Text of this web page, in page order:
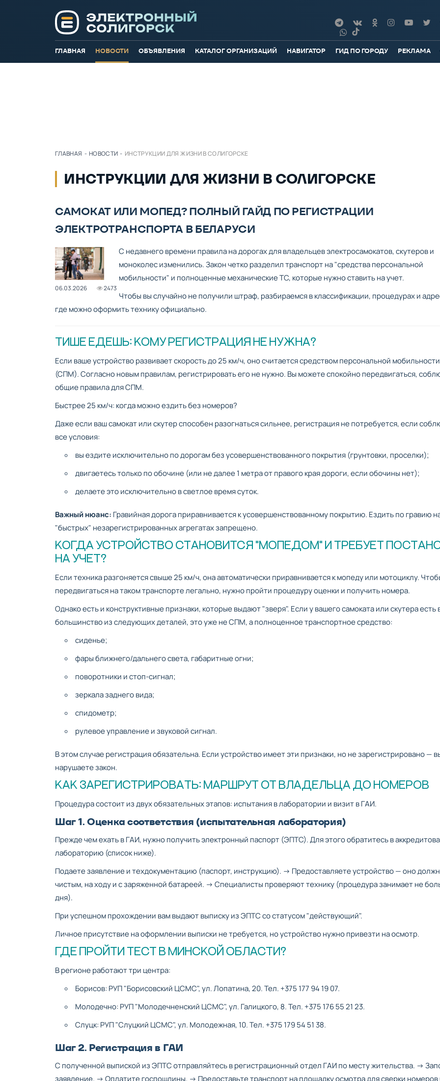
ГЛАВНАЯ НОВОСТИ ОБЪЯВЛЕНИЯ КАТАЛОГ ОРГАНИЗАЦИЙ НАВИГАТОР ГИД ПО ГОРОДУ РЕКЛАМА
ГЛАВНАЯ - НОВОСТИ - ИНСТРУКЦИИ ДЛЯ ЖИЗНИ В СОЛИГОРСКЕ
ИНСТРУКЦИИ ДЛЯ ЖИЗНИ В СОЛИГОРСКЕ
САМОКАТ ИЛИ МОПЕД? ПОЛНЫЙ ГАЙД ПО РЕГИСТРАЦИИ
ЭЛЕКТРОТРАНСПОРТА В БЕЛАРУСИ
06.03.2026 2473
С недавнего времени правила на дорогах для владельцев электросамокатов, скутеров и
моноколес изменились. Закон четко разделил транспорт на "средства персональной
мобильности" и полноценные механические ТС, которые нужно ставить на учет.
Чтобы вы случайно не получили штраф, разбираемся в классификации, процедурах и
где можно оформить технику официально.
ТИШЕ ЕДЕШЬ: КОМУ РЕГИСТРАЦИЯ НЕ НУЖНА?
Если ваше устройство развивает скорость до 25 км/ч, оно считается средством персональной мобильности
(СПМ). Согласно новым правилам, регистрировать его не нужно. Вы можете спокойно передвигаться,
общие правила для СПМ.
Быстрее 25 км/ч: когда можно ездить без номеров?
Даже если ваш самокат или скутер способен разогнаться сильнее, регистрация не потребуется, если
все условия:
вы ездите исключительно по дорогам без усовершенствованного покрытия (грунтовки, проселки);
двигаетесь только по обочине (или не далее 1 метра от правого края дороги, если обочины нет);
делаете это исключительно в светлое время суток.
Важный нюанс: Гравийная дорога приравнивается к усовершенствованному покрытию. Ездить по гравию
"быстрых" незарегистрированных агрегатах запрещено.
КОГДА УСТРОЙСТВО СТАНОВИТСЯ "МОПЕДОМ" И ТРЕБУЕТ
НА УЧЕТ?
Если техника разгоняется свыше 25 км/ч, она автоматически приравнивается к мопеду или мотоциклу.
передвигаться на таком транспорте легально, нужно пройти процедуру оценки и получить номера.
Однако есть и конструктивные признаки, которые выдают "зверя". Если у вашего самоката или скутера есть
большинство из следующих деталей, это уже не СПМ, а полноценное транспортное средство:
сиденье;
фары ближнего/дальнего света, габаритные огни;
поворотники и стоп-сигнал;
зеркала заднего вида;
спидометр;
рулевое управление и звуковой сигнал.
В этом случае регистрация обязательна. Если устройство имеет эти признаки, но не зарегистрировано —
нарушаете закон.
КАК ЗАРЕГИСТРИРОВАТЬ: МАРШРУТ ОТ ВЛАДЕЛЬЦА ДО НОМЕРОВ
Процедура состоит из двух обязательных этапов: испытания в лаборатории и визит в ГАИ.
Шаг 1. Оценка соответствия (испытательная лаборатория)
Прежде чем ехать в ГАИ, нужно получить электронный паспорт (ЭПТС). Для этого обратитесь в
лабораторию (список ниже).
Подаете заявление и техдокументацию (паспорт, инструкцию). → Предоставляете устройство — оно
чистым, на ходу и с заряженной батареей. → Специалисты проверяют технику (процедура занимает не
дня).
При успешном прохождении вам выдают выписку из ЭПТС со статусом "действующий".
Личное присутствие на оформлении выписки не требуется, но устройство нужно привезти на осмотр.
ГДЕ ПРОЙТИ ТЕСТ В МИНСКОЙ ОБЛАСТИ?
В регионе работают три центра:
Борисов: РУП "Борисовский ЦСМС", ул. Лопатина, 20. Тел. +375 177 94 19 07.
Молодечно: РУП "Молодечненский ЦСМС", ул. Галицкого, 8. Тел. +375 176 55 21 23.
Слуцк: РУП "Слуцкий ЦСМС", ул. Молодежная, 10. Тел. +375 179 54 51 38.
Шаг 2. Регистрация в ГАИ
С полученной выпиской из ЭПТС отправляйтесь в регистрационный отдел ГАИ по месту жительства. →
заявление. → Оплатите госпошлины. → Предоставьте транспорт на площадку осмотра для сверки номеров